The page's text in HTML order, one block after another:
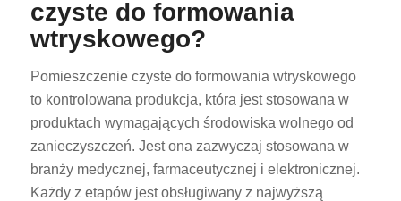
czyste do formowania
wtryskowego?
Pomieszczenie czyste do formowania wtryskowego
to kontrolowana produkcja, która jest stosowana w
produktach wymagających środowiska wolnego od
zanieczyszczeń. Jest ona zazwyczaj stosowana w
branży medycznej, farmaceutycznej i elektronicznej.
Każdy z etapów jest obsługiwany z najwyższą